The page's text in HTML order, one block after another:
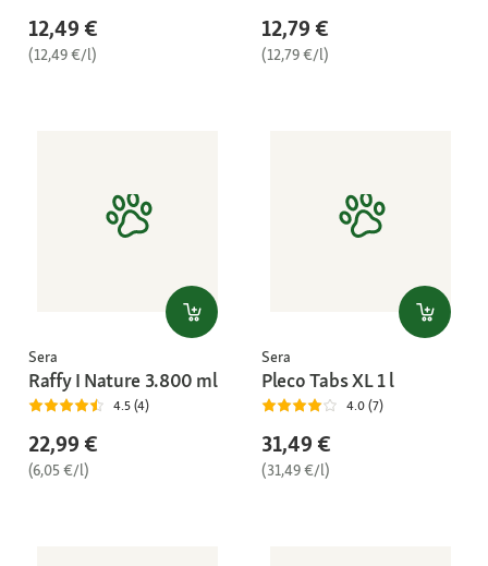
12,49 €
(12,49 €/l)
12,79 €
(12,79 €/l)
Sera
Raffy I Nature 3.800 ml
4.5 (4)
22,99 €
(6,05 €/l)
Sera
Pleco Tabs XL 1 l
4.0 (7)
31,49 €
(31,49 €/l)